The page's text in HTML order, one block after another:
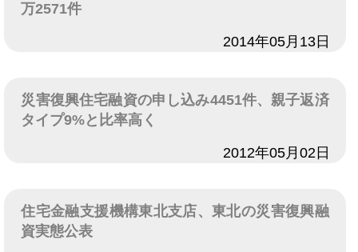
万2571件
2014年05月13日
災害復興住宅融資の申し込み4451件、親子返済
タイプ9%と比率高く
2012年05月02日
住宅金融支援機構東北支店、東北の災害復興融
資実態公表